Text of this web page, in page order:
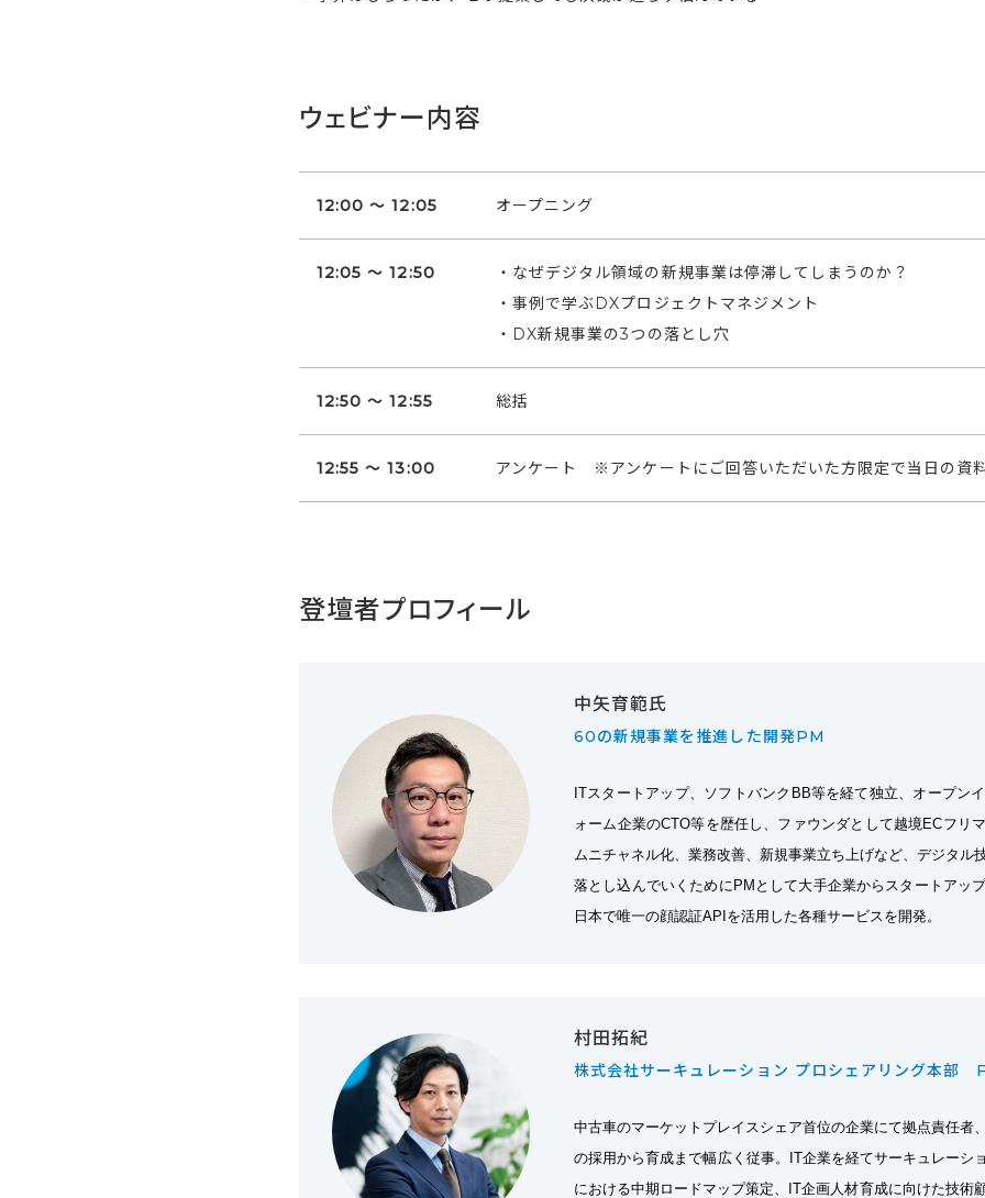
ウェビナー内容
12:00 ～ 12:05 オープニング
12:05 ～ 12:50
・なぜデジタル領域の新規事業は停滞してしまうのか？
・事例で学ぶDXプロジェクトマネジメント
・DX新規事業の3つの落とし穴
12:50 ～ 12:55 総括
12:55 ～ 13:00 アンケート ※アンケートにご回答いただいた方限定で当日の資
登壇者プロフィール
中矢育範氏
60の新規事業を推進した開発PM
ITスタートアップ、ソフトバンクBB等を経て独立、オープン
ォーム企業のCTO等を歴任し、ファウンダとして越境ECフリ
ムニチャネル化、業務改善、新規事業立ち上げなど、デジタル
落とし込んでいくためにPMとして大手企業からスタートアッ
日本で唯一の顔認証APIを活用した各種サービスを開発。
村田拓紀
株式会社サーキュレーション プロシェアリング本部
中古車のマーケットプレイスシェア首位の企業にて拠点責任者
の採用から育成まで幅広く従事。IT企業を経てサーキュレーシ
における中期ロードマップ策定、IT企画人材育成に向けた技術